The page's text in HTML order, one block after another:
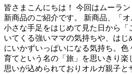
皆さまこんにちは！ 今回はムーラ
新商品のご紹介です。 新商品、「
小さな手足をはじめて見た日から「
いてくる強いママの気持ちや、はじ
にいかずいっぱいになる気持ち。色
育てという名の「旅」を思いきり楽
思いが込められておりオルガ親子と